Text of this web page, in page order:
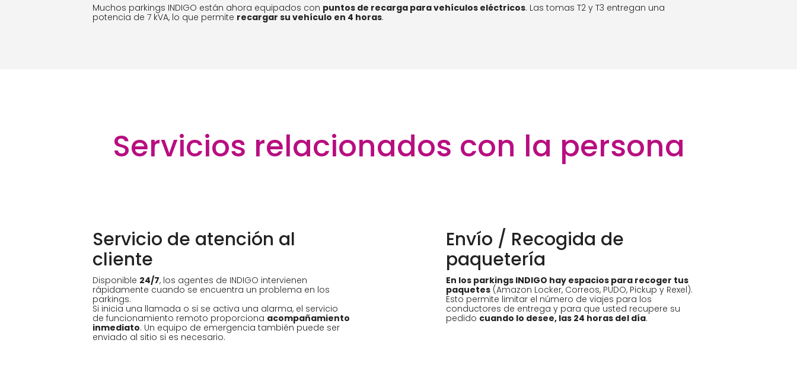
Muchos parkings INDIGO están ahora equipados con puntos de recarga para vehículos eléctricos. Las tomas T2 y T3 entregan una
potencia de 7 kVA, lo que permite recargar su vehículo en 4 horas.
Servicios relacionados con la persona
Servicio de atención al
cliente
Disponible 24/7, los agentes de INDIGO intervienen
rápidamente cuando se encuentra un problema en los
parkings.
Si inicia una llamada o si se activa una alarma, el servicio
de funcionamiento remoto proporciona acompañamiento
inmediato. Un equipo de emergencia también puede ser
enviado al sitio si es necesario.
Envío / Recogida de
paquetería
En los parkings INDIGO hay espacios para recoger tus
paquetes (Amazon Locker, Correos, PUDO, Pickup y Rexel).
Esto permite limitar el número de viajes para los
conductores de entrega y para que usted recupere su
pedido cuando lo desee, las 24 horas del día.